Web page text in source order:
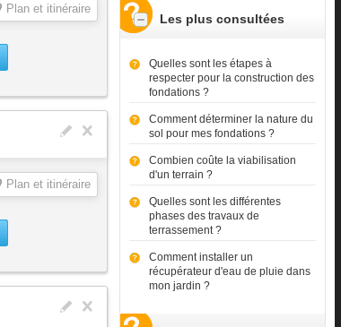
Plan et itinéraire
Plan et itinéraire
Les plus consultées
Quelles sont les étapes à
respecter pour la construction des
fondations ?
Comment déterminer la nature du
sol pour mes fondations ?
Combien coûte la viabilisation
d'un terrain ?
Quelles sont les différentes
phases des travaux de
terrassement ?
Comment installer un
récupérateur d'eau de pluie dans
mon jardin ?